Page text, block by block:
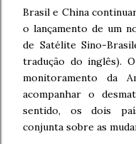
Brasil e China
o lançamento de um
de Satélite Sino-
tradução do inglês).
monitoramento da
acompanhar o
sentido, os dois
conjunta sobre as